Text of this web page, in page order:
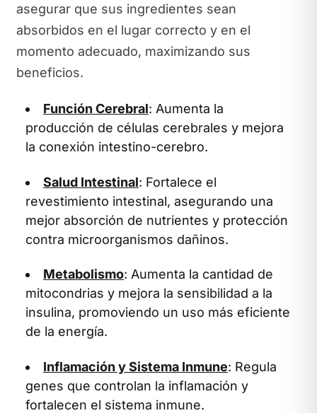
asegurar que sus ingredientes sean
absorbidos en el lugar correcto y en el
momento adecuado, maximizando sus
beneficios.
Función Cerebral: Aumenta la
producción de células cerebrales y mejora
la conexión intestino-cerebro.
Salud Intestinal: Fortalece el
revestimiento intestinal, asegurando una
mejor absorción de nutrientes y protección
contra microorganismos dañinos.
Metabolismo: Aumenta la cantidad de
mitocondrias y mejora la sensibilidad a la
insulina, promoviendo un uso más eficiente
de la energía.
Inflamación y Sistema Inmune: Regula
genes que controlan la inflamación y
fortalecen el sistema inmune.